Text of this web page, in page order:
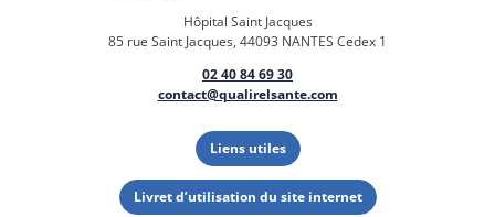
Hôpital Saint Jacques
85 rue Saint Jacques, 44093 NANTES Cedex 1
02 40 84 69 30
contact@qualirelsante.com
Liens utiles
Livret d’utilisation du site internet